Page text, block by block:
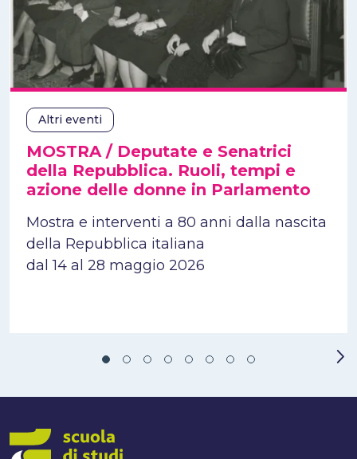
Altri eventi
MOSTRA / Deputate e Senatrici
della Repubblica. Ruoli, tempi e
azione delle donne in Parlamento
Mostra e interventi a 80 anni dalla nascita
della Repubblica italiana
dal 14 al 28 maggio 2026